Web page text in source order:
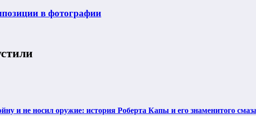
в фотографии
и не носил оружие: история Роберта Капы и его знаменитого